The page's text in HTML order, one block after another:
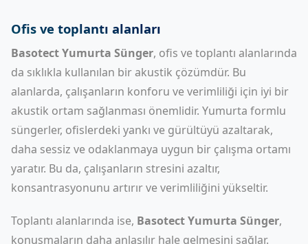
Ofis ve toplantı alanları
Basotect Yumurta Sünger, ofis ve toplantı alanlarında
da sıklıkla kullanılan bir akustik çözümdür. Bu
alanlarda, çalışanların konforu ve verimliliği için iyi bir
akustik ortam sağlanması önemlidir. Yumurta formlu
süngerler, ofislerdeki yankı ve gürültüyü azaltarak,
daha sessiz ve odaklanmaya uygun bir çalışma ortamı
yaratır. Bu da, çalışanların stresini azaltır,
konsantrasyonunu artırır ve verimliliğini yükseltir.
Toplantı alanlarında ise, Basotect Yumurta Sünger,
konuşmaların daha anlaşılır hale gelmesini sağlar.